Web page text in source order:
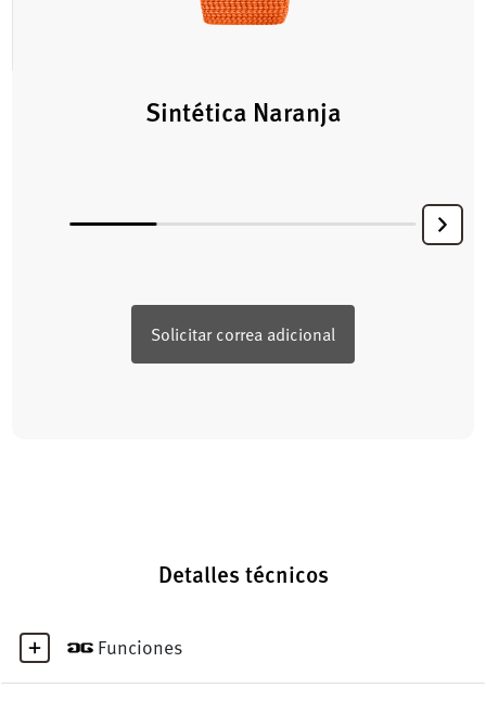
Sintética Naranja
Solicitar correa adicional
Detalles técnicos
Funciones